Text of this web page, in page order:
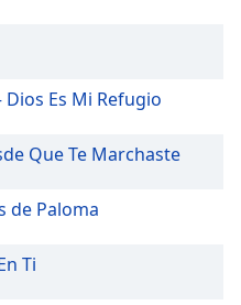
Es Mi Refugio
Que Te Marchaste
de Paloma
Ti